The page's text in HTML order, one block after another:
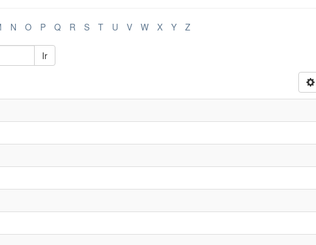
N O P Q R S T U V W X Y Z
Ir